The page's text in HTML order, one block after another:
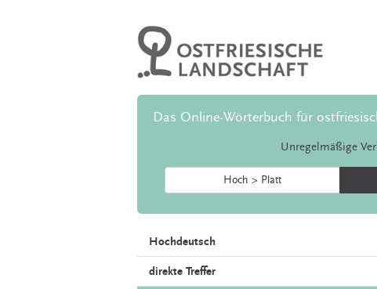
Das Online-Wörterbuch für
Unregelmäßige
Hoch > Platt
Hochdeutsch
direkte Treffer